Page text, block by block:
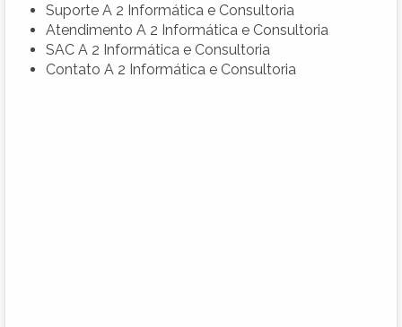
Suporte A 2 Informática e Consultoria
Atendimento A 2 Informática e Consultoria
SAC A 2 Informática e Consultoria
Contato A 2 Informática e Consultoria